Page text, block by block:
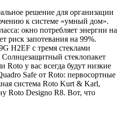
решение для организации
к системе «умный дом».
окно потребляет энергии на
риск запотевания на 99%.
H2EF с тремя стеклами
Солнцезащитный стеклопакет
у вас всегда будут низкие
Safe от Roto: первосортные
система Roto Kurt & Karl,
Roto Designo R8. Вот, что